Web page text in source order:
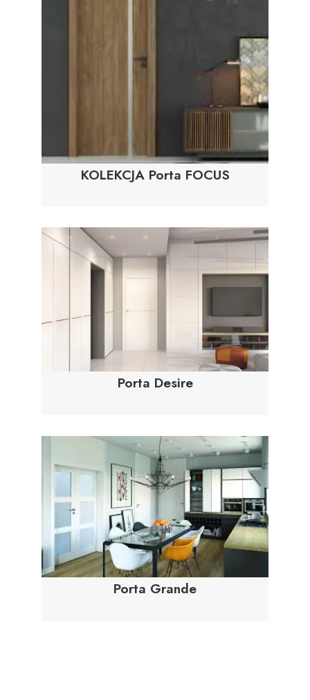
KOLEKCJA Porta FOCUS
Porta Desire
Porta Grande